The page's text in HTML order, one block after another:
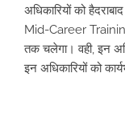
अधिकारियों को
Mid-Career
तक चलेगा। वही, इन
इन अधिकारियों को